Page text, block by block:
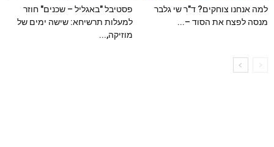
למה אנחנו צוחקים? ד"ר שי גלבר
מנסה לפצח את הסוד –...
פסטיבל "באגליל – שכנים" חוזר
למעלות תרשיחא: שישה ימים של
מוזיקה,...